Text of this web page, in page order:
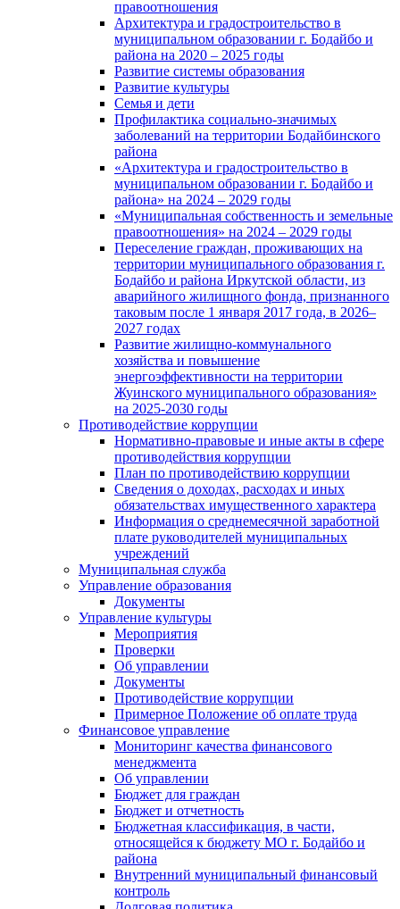
правоотношения
Архитектура и градостроительство в
муниципальном образовании г. Бодайбо и
района на 2020 – 2025 годы
Развитие системы образования
Развитие культуры
Семья и дети
Профилактика социально-значимых
заболеваний на территории Бодайбинского
района
«Архитектура и градостроительство в
муниципальном образовании г. Бодайбо и
района» на 2024 – 2029 годы
«Муниципальная собственность и земельные
правоотношения» на 2024 – 2029 годы
Переселение граждан, проживающих на
территории муниципального образования г.
Бодайбо и района Иркутской области, из
аварийного жилищного фонда, признанного
таковым после 1 января 2017 года, в 2026–
2027 годах
Развитие жилищно-коммунального
хозяйства и повышение
энергоэффективности на территории
Жуинского муниципального образования»
на 2025-2030 годы
Противодействие коррупции
Нормативно-правовые и иные акты в сфере
противодействия коррупции
План по противодействию коррупции
Сведения о доходах, расходах и иных
обязательствах имущественного характера
Информация о среднемесячной заработной
плате руководителей муниципальных
учреждений
Муниципальная служба
Управление образования
Документы
Управление культуры
Мероприятия
Проверки
Об управлении
Документы
Противодействие коррупции
Примерное Положение об оплате труда
Финансовое управление
Мониторинг качества финансового
менеджмента
Об управлении
Бюджет для граждан
Бюджет и отчетность
Бюджетная классификация, в части,
относящейся к бюджету МО г. Бодайбо и
района
Внутренний муниципальный финансовый
контроль